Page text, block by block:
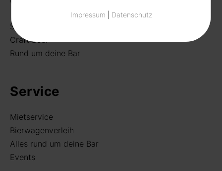
Sortiment
Craft Beer
Rund um deine Bar
Service
Mietservice
Bierwagenverleih
Alles rund um deine Bar
Events
Impressum Datenschutz